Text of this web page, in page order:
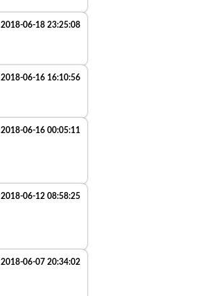
2018-06-18 23:25:08
2018-06-16 16:10:56
2018-06-16 00:05:11
2018-06-12 08:58:25
2018-06-07 20:34:02